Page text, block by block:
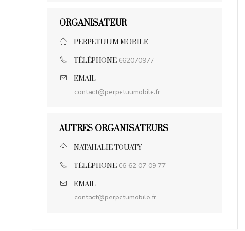
ORGANISATEUR
PERPETUUM MOBILE
TÉLÉPHONE 662070977
EMAIL
contact@perpetuumobile.fr
AUTRES ORGANISATEURS
NATAHALIE TOUATY
TÉLÉPHONE 06 62 07 09 77
EMAIL
contact@perpetumobile.fr